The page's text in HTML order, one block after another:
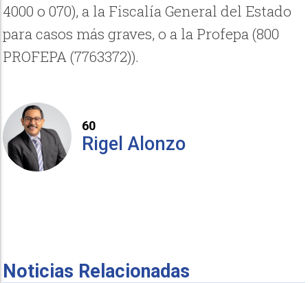
4000 o 070), a la Fiscalía General del Estado
para casos más graves, o a la Profepa (800
PROFEPA (7763372)).
60
Rigel Alonzo
Noticias Relacionadas